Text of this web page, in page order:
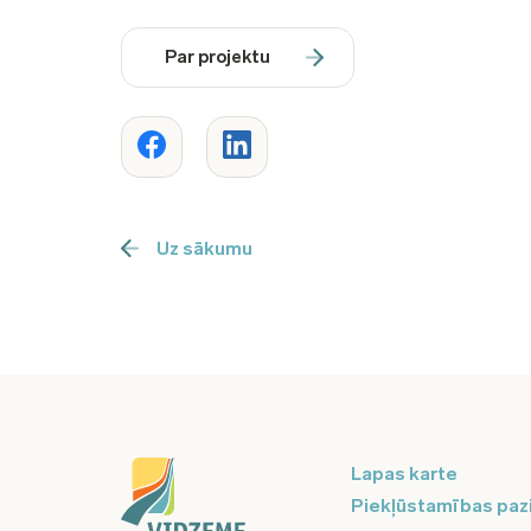
Par projektu
Uz sākumu
Lapas karte
Piekļūstamības